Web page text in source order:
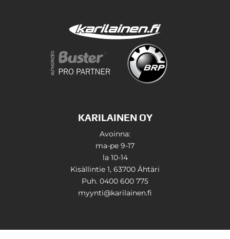
KARILAINEN OY
Avoinna:
ma-pe 9-17
la 10-14
Kisällintie 1, 63700 Ähtäri
Puh. 0400 600 775
myynti@karilainen.fi